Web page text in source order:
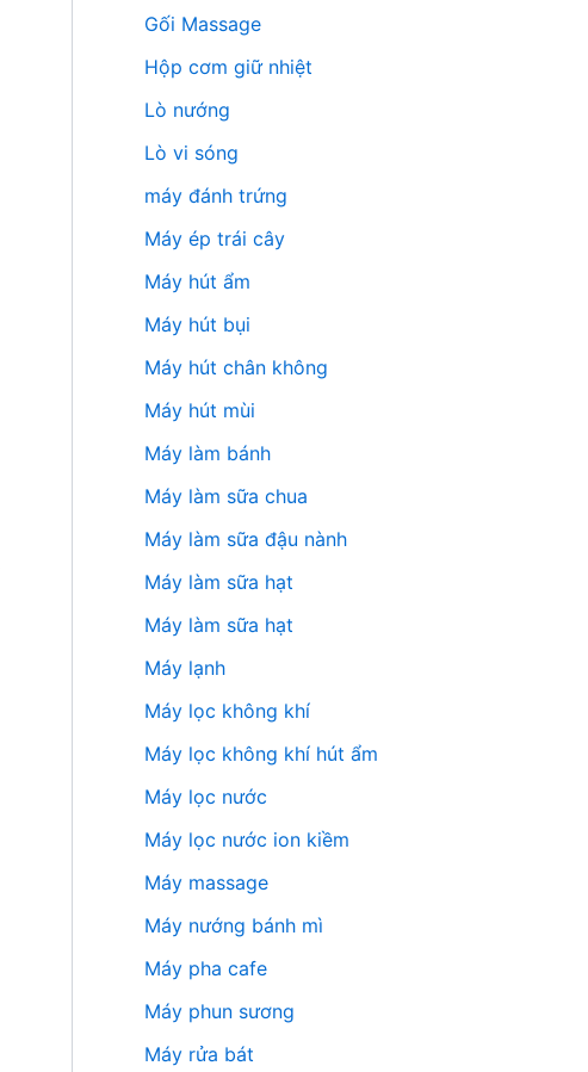
Gối Massage
Hộp cơm giữ nhiệt
Lò nướng
Lò vi sóng
máy đánh trứng
Máy ép trái cây
Máy hút ẩm
Máy hút bụi
Máy hút chân không
Máy hút mùi
Máy làm bánh
Máy làm sữa chua
Máy làm sữa đậu nành
Máy làm sữa hạt
Máy làm sữa hạt
Máy lạnh
Máy lọc không khí
Máy lọc không khí hút ẩm
Máy lọc nước
Máy lọc nước ion kiềm
Máy massage
Máy nướng bánh mì
Máy pha cafe
Máy phun sương
Máy rửa bát